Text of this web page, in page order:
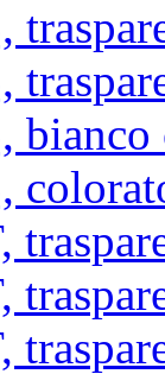
bianco